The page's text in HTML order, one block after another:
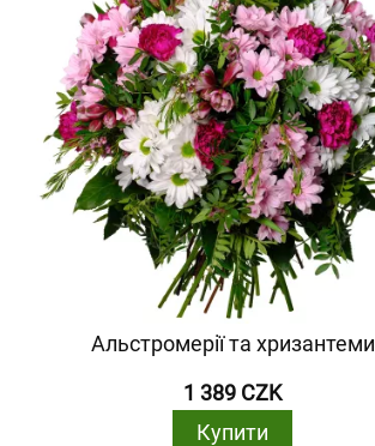
Альстромерії та хризантеми
1 389 CZK
Купити